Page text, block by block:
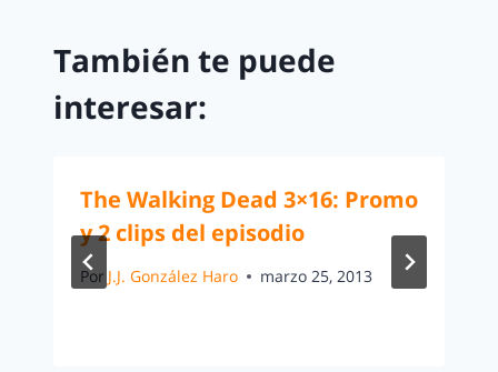
También te puede
interesar:
The Walking Dead 3×16: Promo
y 2 clips del episodio
Por J.J. González Haro marzo 25, 2013